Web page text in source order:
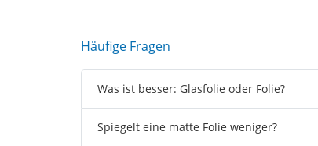
Häufige Fragen
Was ist besser: Glasfolie oder Folie?
Spiegelt eine matte Folie weniger?